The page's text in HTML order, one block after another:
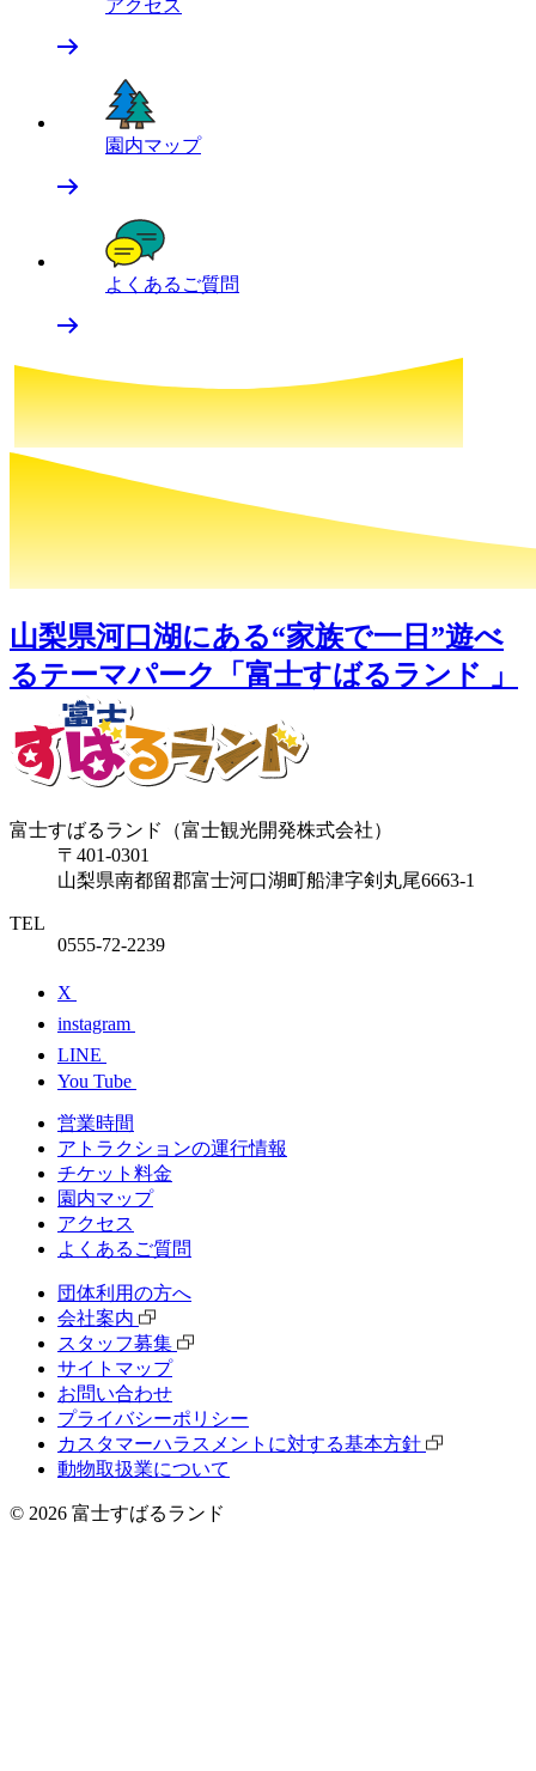
アクセス
園内マップ
よくあるご質問
山梨県河口湖にある“家族で一日”遊べ
るテーマパーク「富士すばるランド 」
富士すばるランド（富士観光開発株式会社）
〒401-0301
山梨県南都留郡富士河口湖町船津字剣丸尾6663-1
TEL
0555-72-2239
X
instagram
LINE
You Tube
営業時間
アトラクションの運行情報
チケット料⾦
園内マップ
アクセス
よくあるご質問
団体利⽤の⽅へ
会社案内
スタッフ募集
サイトマップ
お問い合わせ
プライバシーポリシー
カスタマーハラスメントに対する基本方針
動物取扱業について
© 2026 富士すばるランド